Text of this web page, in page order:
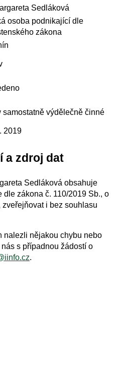
Sedláková
osoba podnikající dle
zákona
samostatně výdělečně činné
2019
a zdroj dat
Sedláková obsahuje
dle zákona č. 110/2019 Sb., o
i bez souhlasu
nalezli nějakou chybu nebo
s případnou žádostí o
.